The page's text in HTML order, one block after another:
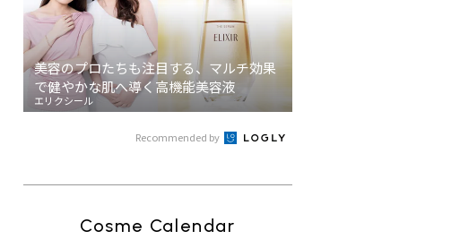
美容のプロたちも注目する、マルチ効果
で健やかな肌へ導く高機能美容液
エリクシール
Recommended by
Cosme Calendar